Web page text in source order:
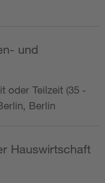
und
oder Teilzeit (35 -
Berlin
Hauswirtschaft